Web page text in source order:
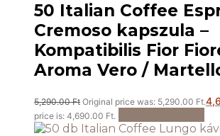
50 Italian Coffee
Cremoso kapszula –
Kompatibilis Fior
Aroma Vero /
5,290.00Ft Original price was: 5,290.00 Ft.
price is: 4,690.00 Ft.